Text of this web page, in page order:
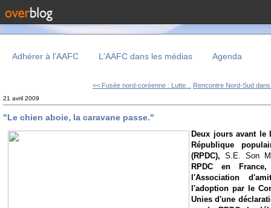
Adhérer à l'AAFC L'AAFC dans les médias Agenda
<< Fusée nord-coréenne : Lutte... Rencontre Nord-Sud
21 avril 2009
"Le chien aboie, la caravane passe."
Deux jours avant le
République
(RPDC), S.E. Son
RPDC en
l'Association
l'adoption par le
Unies d'une